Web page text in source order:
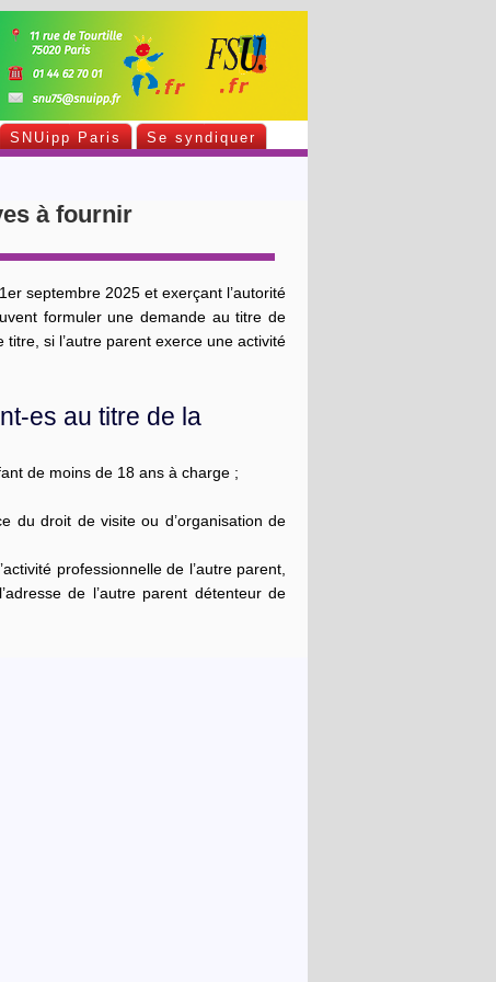
SNUipp Paris Se syndiquer
à fournir
septembre 2025 et exerçant l’autorité
formuler une demande au titre de
si l’autre parent exerce une activité
es au titre de la
de moins de 18 ans à charge ;
du droit de visite ou d’organisation de
professionnelle de l’autre parent,
de l’autre parent détenteur de